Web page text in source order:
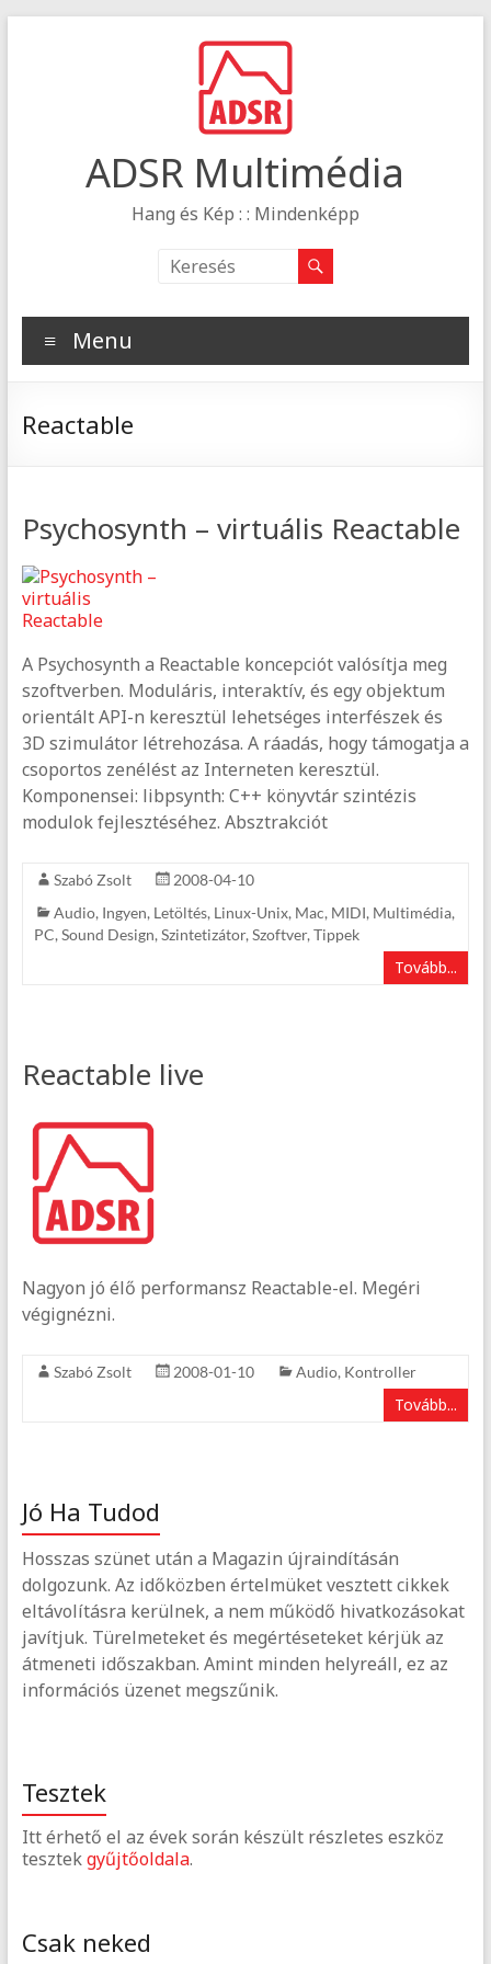
ADSR Multimédia
Hang és Kép : : Mindenképp
Menu
Reactable
Psychosynth – virtuális Reactable
A Psychosynth a Reactable koncepciót valósítja meg
szoftverben. Moduláris, interaktív, és egy objektum
orientált API-n keresztül lehetséges interfészek és
3D szimulátor létrehozása. A ráadás, hogy támogatja a
csoportos zenélést az Interneten keresztül.
Komponensei: libpsynth: C++ könyvtár szintézis
modulok fejlesztéséhez. Absztrakciót
Szabó Zsolt
2008-04-10
Audio, Ingyen, Letöltés, Linux-Unix, Mac, MIDI, Multimédia,
PC, Sound Design, Szintetizátor, Szoftver, Tippek
Tovább...
Reactable live
Nagyon jó élő performansz Reactable-el. Megéri
végignézni.
Szabó Zsolt 2008-01-10 Audio, Kontroller
Tovább...
Jó Ha Tudod
Hosszas szünet után a Magazin újraindításán
dolgozunk. Az időközben értelmüket vesztett cikkek
eltávolításra kerülnek, a nem működő hivatkozásokat
javítjuk. Türelmeteket és megértéseteket kérjük az
átmeneti időszakban. Amint minden helyreáll, ez az
információs üzenet megszűnik.
Tesztek
Itt érhető el az évek során készült részletes eszköz
tesztekgyűjtőoldala.
Csak neked